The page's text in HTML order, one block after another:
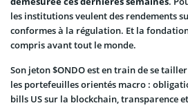
les institutions veulent des rendements
conformes à la régulation. Et la
compris avant tout le monde.
Son jeton $ONDO est en train de se
les portefeuilles orientés macro :
bills US sur la blockchain, transparence